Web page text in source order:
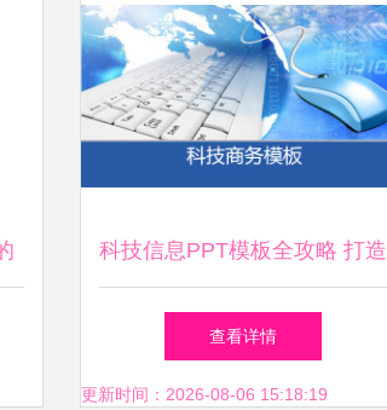
科技信息PPT模板全攻略 打造
专业演示的实用指南
查看详情
更新时间：2026-08-06 15:18:19